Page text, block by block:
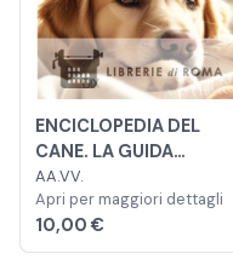
ENCICLOPEDIA DEL
CANE. LA GUIDA
FONDAMENTALE PER
CONOSCERE E CAPIRE IL
NOSTRO AMICO A
QUATTRO ZAMPE
AA.VV.
Apri per maggiori dettagli
10,00 €